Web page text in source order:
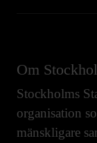
Om
Stockholms
organisation
mänskligare